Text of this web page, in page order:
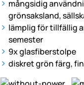
mångsidig
grönsaksland,
lämplig för tillfällig
semester
9x glasfiberstolpe
diskret grön färg,